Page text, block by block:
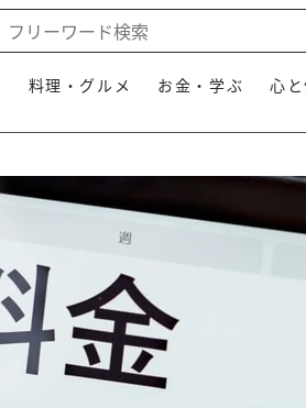
料理・グルメ お金・学ぶ 心